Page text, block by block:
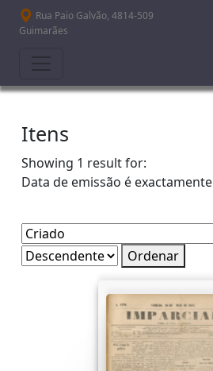
Passar para o conteúdo principal
Rua Paio Galvão, 4814-509
Guimarães
Itens
Showing 1 result for:
Data de emissão é exactamente
Ordenar